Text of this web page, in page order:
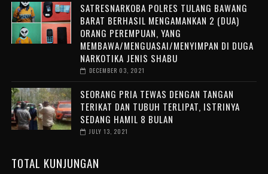
SATRESNARKOBA POLRES TULANG BAWANG
BARAT BERHASIL MENGAMANKAN 2 (DUA)
ORANG PEREMPUAN, YANG
MEMBAWA/MENGUASAI/MENYIMPAN DI DUGA
NARKOTIKA JENIS SHABU
DECEMBER 03, 2021
SEORANG PRIA TEWAS DENGAN TANGAN
TERIKAT DAN TUBUH TERLIPAT, ISTRINYA
SEDANG HAMIL 8 BULAN
JULY 13, 2021
TOTAL KUNJUNGAN